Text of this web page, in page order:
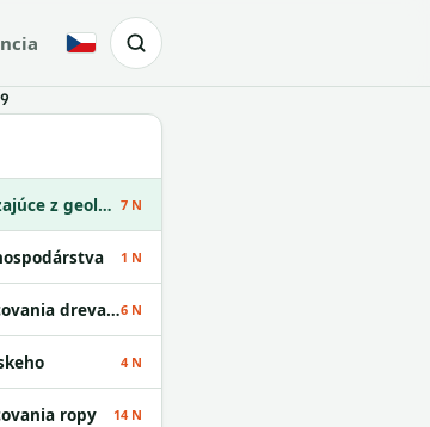
Česky
Odpady pochádzajúce z geologického prieskumu 7 N
1 N
Odpady zo spracovania dreva a z výroby papiera6 N
4 N
ropy 14 N